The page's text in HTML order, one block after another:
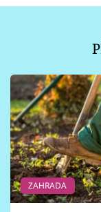
ZAHRADA